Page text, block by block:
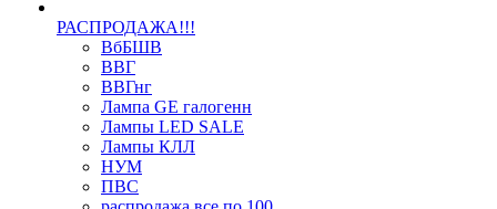
РАСПРОДАЖА!!!
ВбБШВ
ВВГ
ВВГнг
Лампа GE галогенн
Лампы LED SALE
Лампы КЛЛ
НУМ
ПВС